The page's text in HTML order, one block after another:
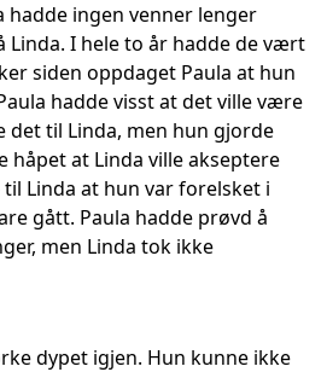
hadde ingen venner lenger
Linda. I hele to år hadde de vært
siden oppdaget Paula at hun
hadde visst at det ville være
det til Linda, men hun gjorde
håpet at Linda ville akseptere
Linda at hun var forelsket i
gått. Paula hadde prøvd å
men Linda tok ikke
dypet igjen. Hun kunne ikke